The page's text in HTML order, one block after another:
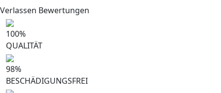
Verlassen Bewertungen
100%
QUALITÄT
98%
BESCHÄDIGUNGSFREI